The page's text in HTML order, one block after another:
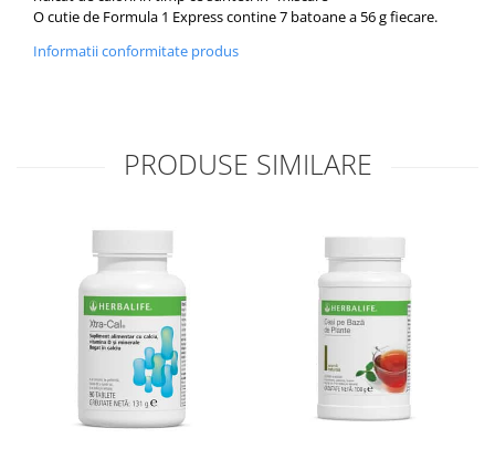
O cutie de Formula 1 Express contine 7 batoane a 56 g fiecare.
Informatii conformitate produs
PRODUSE SIMILARE